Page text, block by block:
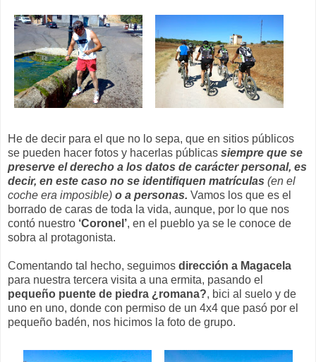
He de decir para el que no lo sepa, que en sitios públicos
se pueden hacer fotos y hacerlas públicas siempre que se
preserve el derecho a los datos de carácter personal, es
decir, en este caso no se identifiquen matrículas (en el
coche era imposible) o a personas. Vamos los que es el
borrado de caras de toda la vida, aunque, por lo que nos
contó nuestro ‘Coronel’, en el pueblo ya se le conoce de
sobra al protagonista.
Comentando tal hecho, seguimos dirección a Magacela
para nuestra tercera visita a una ermita, pasando el
pequeño puente de piedra ¿romana?, bici al suelo y de
uno en uno, donde con permiso de un 4x4 que pasó por el
pequeño badén, nos hicimos la foto de grupo.